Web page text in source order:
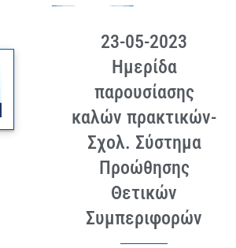
23-05-2023
Ημερίδα
παρουσίασης
καλών πρακτικών-
Σχολ. Σύστημα
Προώθησης
Θετικών
Συμπεριφορών